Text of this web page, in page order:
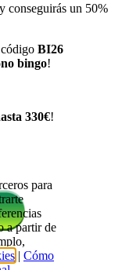
y conseguirás un 50%
BI26
bingo!
330€!
para
a partir de
Cómo